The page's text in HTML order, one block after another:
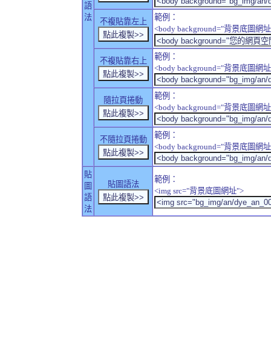
語
法
不複貼靠左上
範例：
<body background="背景底圖網
不複貼靠右上
範例：
<body background="背景底圖網
隨拉頁捲動
範例：
<body background="背景底圖網
不隨拉頁捲動
範例：
<body background="背景底圖網
貼
圖
語
法
貼圖語法
範例：
<img src="背景底圖網址">